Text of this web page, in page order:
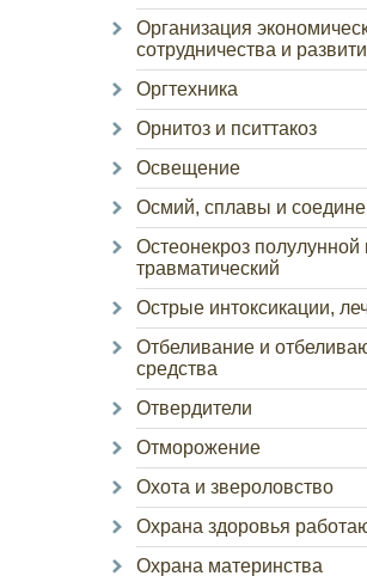
Организация
сотрудничества и
Оргтехника
Орнитоз и пситтакоз
Освещение
Осмий, сплавы и
Остеонекроз полулунной
травматический
Острые интоксикации,
Отбеливание и
средства
Отвердители
Отморожение
Охота и звероловство
Охрана здоровья
Охрана материнства